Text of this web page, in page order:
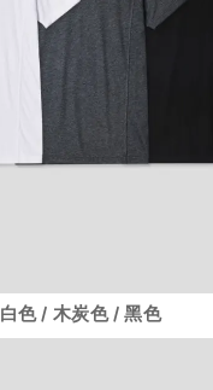
白色 / 木炭色 / 黑色